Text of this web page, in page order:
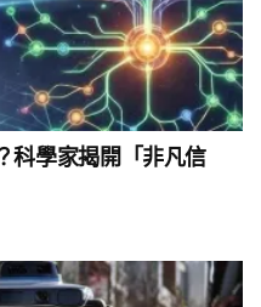
科學家揭開「非凡信